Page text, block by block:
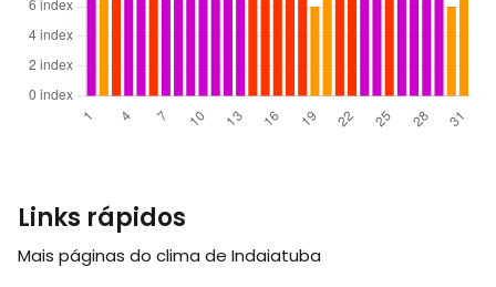
Links rápidos
Mais páginas do clima de Indaiatuba